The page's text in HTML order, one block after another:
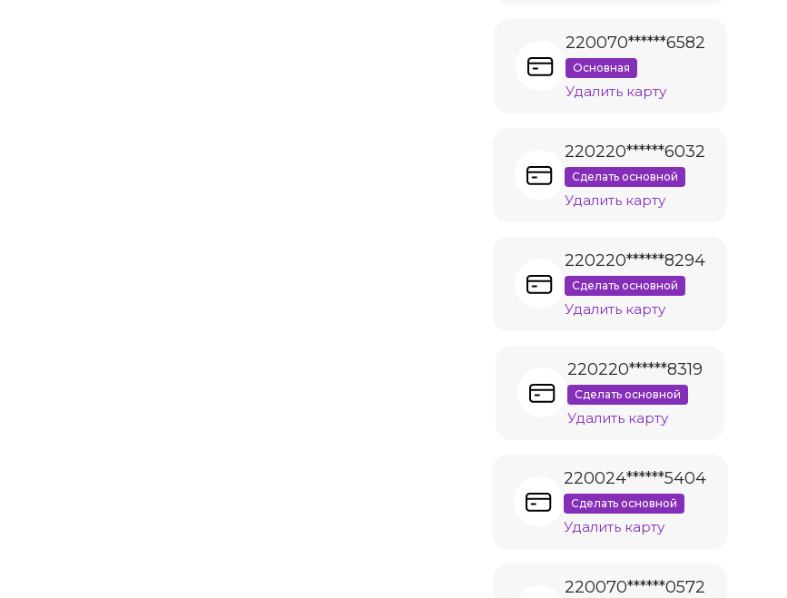
220070******6582
Основная
Удалить карту
220220******6032
Сделать основной
Удалить карту
220220******8294
Сделать основной
Удалить карту
220220******8319
Сделать основной
Удалить карту
220024******5404
Сделать основной
Удалить карту
220070******0572